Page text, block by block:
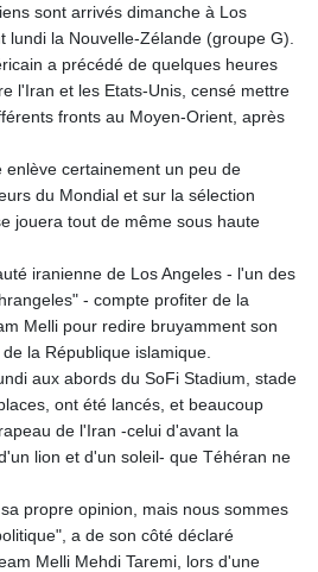
sont arrivés dimanche à Los
lundi la Nouvelle-Zélande (groupe G).
a précédé de quelques heures
l'Iran et les Etats-Unis, censé mettre
fronts au Moyen-Orient, après
certainement un peu de
du Mondial et sur la sélection
jouera tout de même sous haute
iranienne de Los Angeles - l'un des
- compte profiter de la
Melli pour redire bruyamment son
la République islamique.
aux abords du SoFi Stadium, stade
ont été lancés, et beaucoup
de l'Iran -celui d'avant la
lion et d'un soleil- que Téhéran ne
propre opinion, mais nous sommes
a de son côté déclaré
Melli Mehdi Taremi, lors d'une